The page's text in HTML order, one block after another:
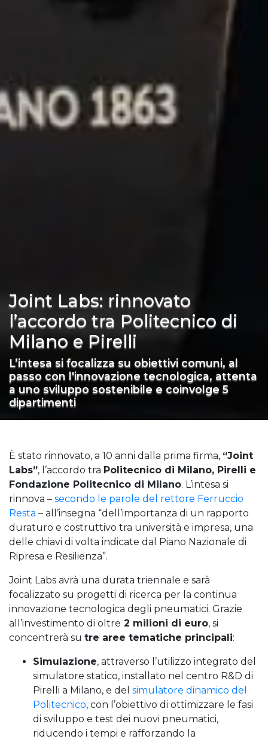
Joint Labs: rinnovato
l’accordo tra Politecnico di
Milano e Pirelli
L’intesa si focalizza su obiettivi comuni, al
passo con l'innovazione tecnologica, attenta
a uno sviluppo sostenibile e coinvolge 5
dipartimenti
È stato rinnovato, a 10 anni dalla prima firma, “Joint
Labs”, l’accordo tra Politecnico di Milano, Pirelli e
Fondazione Politecnico di Milano. L’intesa si
rinnova – secondo le parole del rettore Ferruccio
Resta – all’insegna “dell’importanza di un rapporto
duraturo e costruttivo tra università e impresa, una
delle chiavi di volta indicate dal Piano Nazionale di
Ripresa e Resilienza”.
Joint Labs avrà una durata triennale e sarà
focalizzato su progetti di ricerca per la continua
innovazione tecnologica degli pneumatici. Grazie
all’investimento di oltre 2 milioni di euro, si
concentrerà su tre aree tematiche principali:
Simulazione, attraverso l’utilizzo integrato del
simulatore statico, installato nel centro R&D di
Pirelli a Milano, e del simulatore dinamico del
Politecnico, con l’obiettivo di ottimizzare le fasi
di sviluppo e test dei nuovi pneumatici,
riducendo i tempi e rafforzando la